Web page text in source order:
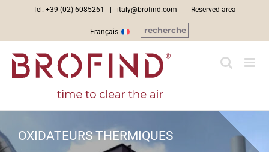
Tel. +39 (02) 6085261 | italy@brofind.com Reserved area
Français recherche
OXIDATEURS THERMIQUES